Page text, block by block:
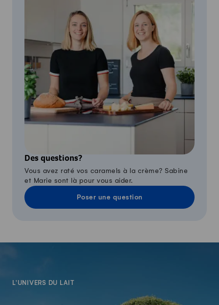
Des questions?
Vous avez raté vos caramels à la crème? Sabine
et Marie sont là pour vous aider.
Poser une question
L'UNIVERS DU LAIT